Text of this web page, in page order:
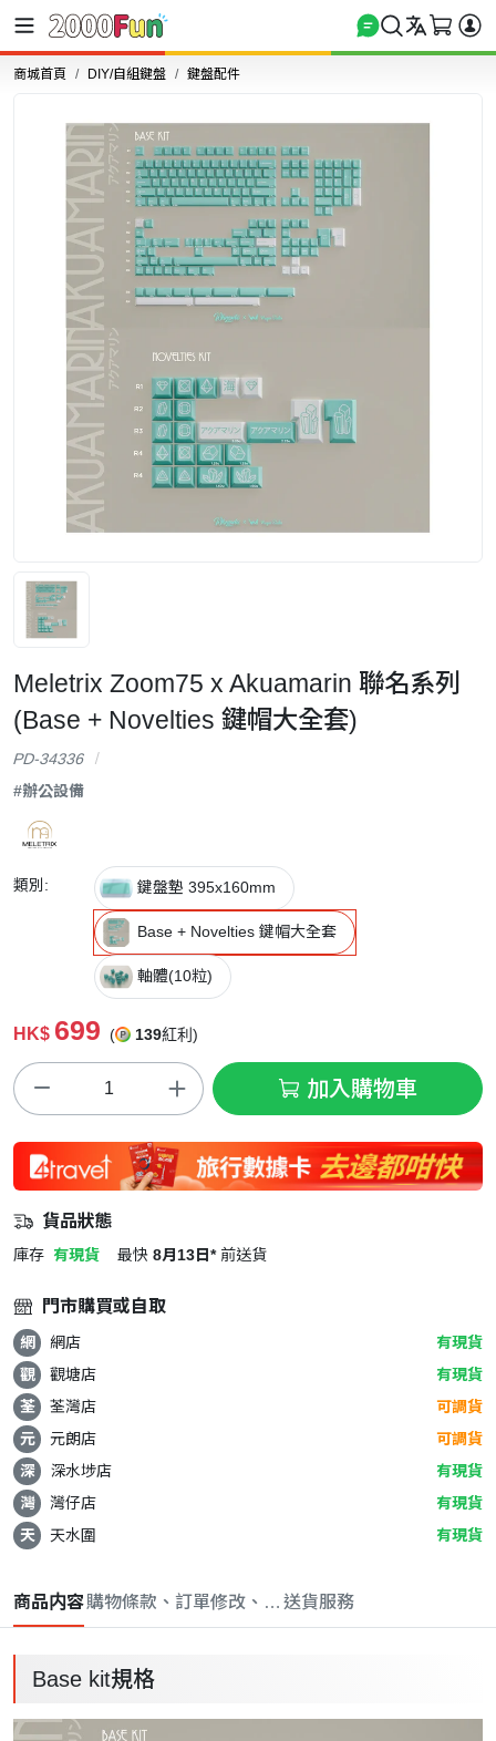
商城首頁 DIY/自組鍵盤 鍵盤配件
Meletrix Zoom75 x Akuamarin 聯名系列
(Base + Novelties 鍵帽大全套)
PD-34336
#辦公設備
類別: 鍵盤墊 395x160mm
Base + Novelties 鍵帽大全套
軸體(10粒)
HK$ 699 ( 139紅利)
加入購物車
貨品狀態
庫存 有現貨 最快 8月13日* 前送貨
門市購買或自取
網 網店
有現貨
觀
觀塘店
有現貨
荃
荃灣店
可調貨
元
元朗店
可調貨
深
深水埗店
有現貨
灣
灣仔店
有現貨
天
天水圍 有現貨
商品内容購物條款、訂單修改、取消與退款政策
送貨服務
Base kit規格